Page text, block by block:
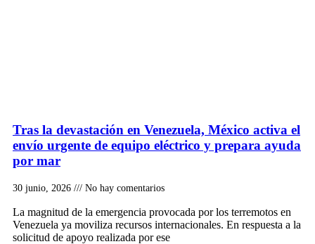
Tras la devastación en Venezuela, México activa el
envío urgente de equipo eléctrico y prepara ayuda
por mar
30 junio, 2026 No hay comentarios
La magnitud de la emergencia provocada por los terremotos en
Venezuela ya moviliza recursos internacionales. En respuesta a la
solicitud de apoyo realizada por ese